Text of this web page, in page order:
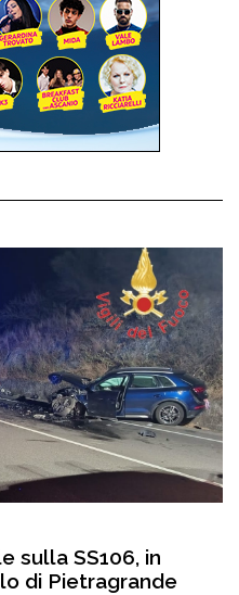
sulla SS106, in
di Pietragrande